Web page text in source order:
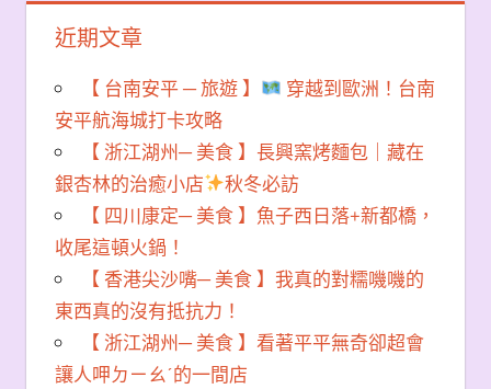
近期文章
【 台南安平 ─ 旅遊 】
穿越到歐洲！台南
安平航海城打卡攻略
【 浙江湖州─ 美食 】長興窯烤麵包｜藏在
銀杏林的治癒小店
秋冬必訪
【 四川康定─ 美食 】魚子西日落+新都橋，
收尾這頓火鍋！
【 香港尖沙嘴─ 美食 】我真的對糯嘰嘰的
東西真的沒有抵抗力！
【 浙江湖州─ 美食 】看著平平無奇卻超會
讓人呷ㄉㄧㄠˊ的一間店